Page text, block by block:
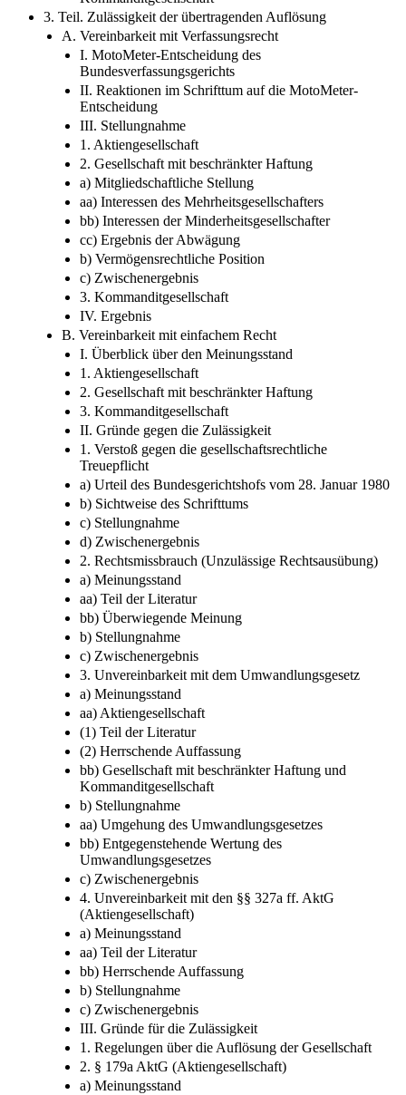
3. Teil. Zulässigkeit der übertragenden Auflösung
A. Vereinbarkeit mit Verfassungsrecht
I. MotoMeter-Entscheidung des
Bundesverfassungsgerichts
II. Reaktionen im Schrifttum auf die MotoMeter-
Entscheidung
III. Stellungnahme
1. Aktiengesellschaft
2. Gesellschaft mit beschränkter Haftung
a) Mitgliedschaftliche Stellung
aa) Interessen des Mehrheitsgesellschafters
bb) Interessen der Minderheitsgesellschafter
cc) Ergebnis der Abwägung
b) Vermögensrechtliche Position
c) Zwischenergebnis
3. Kommanditgesellschaft
IV. Ergebnis
B. Vereinbarkeit mit einfachem Recht
I. Überblick über den Meinungsstand
1. Aktiengesellschaft
2. Gesellschaft mit beschränkter Haftung
3. Kommanditgesellschaft
II. Gründe gegen die Zulässigkeit
1. Verstoß gegen die gesellschaftsrechtliche
Treuepflicht
a) Urteil des Bundesgerichtshofs vom 28. Januar 1980
b) Sichtweise des Schrifttums
c) Stellungnahme
d) Zwischenergebnis
2. Rechtsmissbrauch (Unzulässige Rechtsausübung)
a) Meinungsstand
aa) Teil der Literatur
bb) Überwiegende Meinung
b) Stellungnahme
c) Zwischenergebnis
3. Unvereinbarkeit mit dem Umwandlungsgesetz
a) Meinungsstand
aa) Aktiengesellschaft
(1) Teil der Literatur
(2) Herrschende Auffassung
bb) Gesellschaft mit beschränkter Haftung und
Kommanditgesellschaft
b) Stellungnahme
aa) Umgehung des Umwandlungsgesetzes
bb) Entgegenstehende Wertung des
Umwandlungsgesetzes
c) Zwischenergebnis
4. Unvereinbarkeit mit den §§ 327a ff. AktG
(Aktiengesellschaft)
a) Meinungsstand
aa) Teil der Literatur
bb) Herrschende Auffassung
b) Stellungnahme
c) Zwischenergebnis
III. Gründe für die Zulässigkeit
1. Regelungen über die Auflösung der Gesellschaft
2. § 179a AktG (Aktiengesellschaft)
a) Meinungsstand